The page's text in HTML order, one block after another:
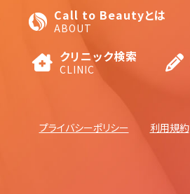
Call to Beautyとは
ABOUT
クリニック検索
CLINIC
プライバシーポリシー 利用規約